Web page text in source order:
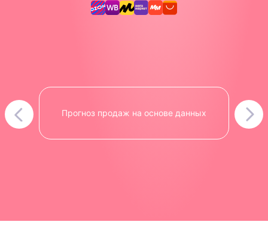
Прогноз продаж на основе данных